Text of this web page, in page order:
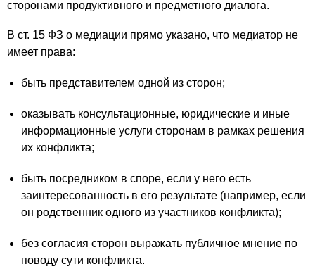
сторонами продуктивного и предметного диалога.
В ст. 15 ФЗ о медиации прямо указано, что медиатор не
имеет права:
быть представителем одной из сторон;
оказывать консультационные, юридические и иные
информационные услуги сторонам в рамках решения
их конфликта;
быть посредником в споре, если у него есть
заинтересованность в его результате (например, если
он родственник одного из участников конфликта);
без согласия сторон выражать публичное мнение по
поводу сути конфликта.